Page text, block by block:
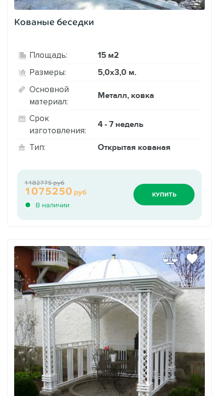
Кованые беседки
Площадь: 15 м2
Размеры: 5,0х3,0 м.
Основной
материал:
Металл, ковка
Срок
изготовления:
4 - 7 недель
Тип: Открытая кованая
В наличии
1075250 руб
1182775 руб
КУПИТЬ